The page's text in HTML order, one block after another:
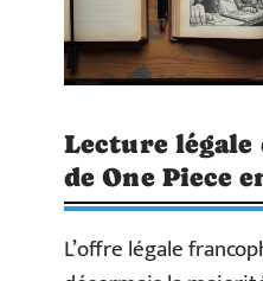
Lecture légale
de One Piece
L’offre légale